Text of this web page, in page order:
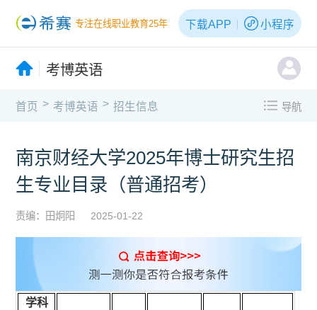
专注在线职业教育25年 下载APP 小程序
考博英语
首页 > 考博英语 > 招生信息 导航
南京财经大学2025年博士研究生招
生专业目录（普通招考）
责编：田炯阳 2025-01-22
学科